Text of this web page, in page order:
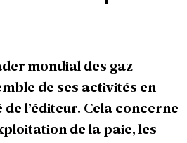
mondial des gaz
de ses activités en
l’éditeur. Cela concerne
de la paie, les